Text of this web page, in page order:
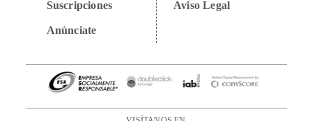
Suscripciones
Anúnciate
Aviso Legal